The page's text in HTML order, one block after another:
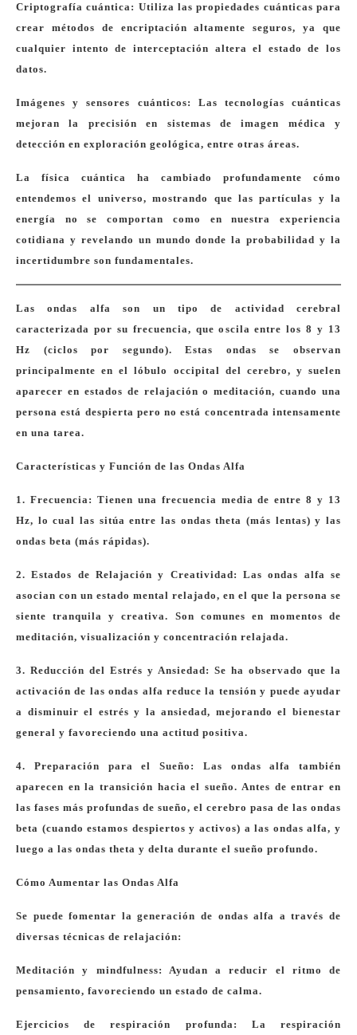
Criptografía cuántica: Utiliza las propiedades cuánticas para
crear métodos de encriptación altamente seguros, ya que
cualquier intento de interceptación altera el estado de los
datos.
Imágenes y sensores cuánticos: Las tecnologías cuánticas
mejoran la precisión en sistemas de imagen médica y
detección en exploración geológica, entre otras áreas.
La física cuántica ha cambiado profundamente cómo
entendemos el universo, mostrando que las partículas y la
energía no se comportan como en nuestra experiencia
cotidiana y revelando un mundo donde la probabilidad y la
incertidumbre son fundamentales.
Las ondas alfa son un tipo de actividad cerebral
caracterizada por su frecuencia, que oscila entre los 8 y 13
Hz (ciclos por segundo). Estas ondas se observan
principalmente en el lóbulo occipital del cerebro, y suelen
aparecer en estados de relajación o meditación, cuando una
persona está despierta pero no está concentrada intensamente
en una tarea.
Características y Función de las Ondas Alfa
1. Frecuencia: Tienen una frecuencia media de entre 8 y 13
Hz, lo cual las sitúa entre las ondas theta (más lentas) y las
ondas beta (más rápidas).
2. Estados de Relajación y Creatividad: Las ondas alfa se
asocian con un estado mental relajado, en el que la persona se
siente tranquila y creativa. Son comunes en momentos de
meditación, visualización y concentración relajada.
3. Reducción del Estrés y Ansiedad: Se ha observado que la
activación de las ondas alfa reduce la tensión y puede ayudar
a disminuir el estrés y la ansiedad, mejorando el bienestar
general y favoreciendo una actitud positiva.
4. Preparación para el Sueño: Las ondas alfa también
aparecen en la transición hacia el sueño. Antes de entrar en
las fases más profundas de sueño, el cerebro pasa de las ondas
beta (cuando estamos despiertos y activos) a las ondas alfa, y
luego a las ondas theta y delta durante el sueño profundo.
Cómo Aumentar las Ondas Alfa
Se puede fomentar la generación de ondas alfa a través de
diversas técnicas de relajación:
Meditación y mindfulness: Ayudan a reducir el ritmo de
pensamiento, favoreciendo un estado de calma.
Ejercicios de respiración profunda: La respiración